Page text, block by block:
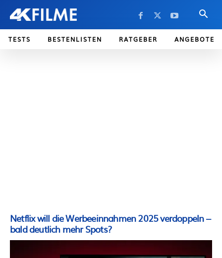
TESTS BESTENLISTEN RATGEBER ANGEBOTE
Netflix will die Werbeeinnahmen 2025 verdoppeln –
bald deutlich mehr Spots?